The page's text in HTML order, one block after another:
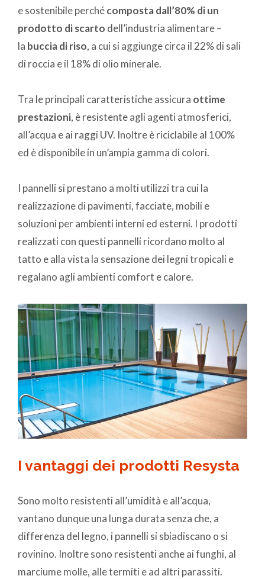
e sostenibile perchécomposta dall’80% di un
prodotto di scarto dell’industria alimentare –
la buccia di riso, a cui si aggiunge circa il 22% di sali
di roccia e il 18% di olio minerale.
Tra le principali caratteristiche assicura ottime
prestazioni, è resistente agli agenti atmosferici,
all’acqua e ai raggi UV. Inoltre è riciclabile al 100%
ed è disponibile in un’ampia gamma di colori.
I pannelli si prestano a molti utilizzi tra cui la
realizzazione di pavimenti, facciate, mobili e
soluzioni per ambienti interni ed esterni. I prodotti
realizzati con questi pannelli ricordano molto al
tatto e alla vista la sensazione dei legni tropicali e
regalano agli ambienti comfort e calore.
I vantaggi dei prodotti Resysta
Sono molto resistenti all’umidità e all’acqua,
vantano dunque una lunga durata senza che, a
differenza del legno, i pannelli si sbiadiscano o si
rovinino. Inoltre sono resistenti anche ai funghi, al
marciume molle, alle termiti e ad altri parassiti.